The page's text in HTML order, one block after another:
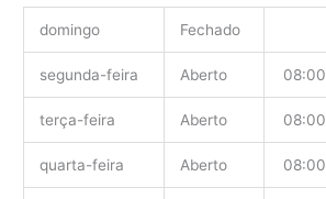
domingo Fechado
segunda-feira Aberto 08:00
terça-feira Aberto 08:00
quarta-feira Aberto 08:00